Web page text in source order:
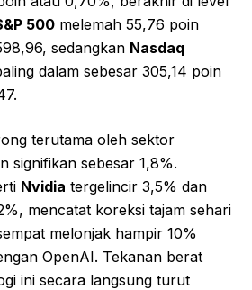
500 melemah 55,76 poin
sedangkan Nasdaq
dalam sebesar 305,14 poin
terutama oleh sektor
signifikan sebesar 1,8%.
Nvidia tergelincir 3,5% dan
mencatat koreksi tajam sehari
melonjak hampir 10%
OpenAI. Tekanan berat
ini secara langsung turut